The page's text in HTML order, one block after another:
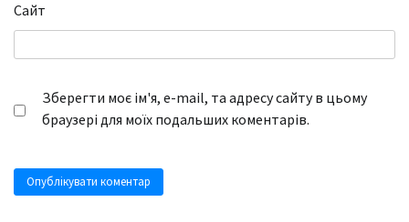
Сайт
Зберегти моє ім'я, e-mail, та адресу сайту в цьому
браузері для моїх подальших коментарів.